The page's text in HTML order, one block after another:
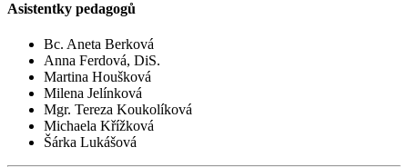
Asistentky pedagogů
Bc. Aneta Berková
Anna Ferdová, DiS.
Martina Houšková
Milena Jelínková
Mgr. Tereza Koukolíková
Michaela Křížková
Šárka Lukášová